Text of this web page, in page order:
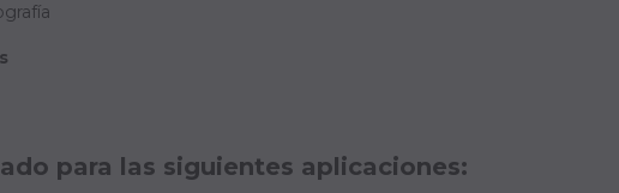
para las siguientes aplicaciones: